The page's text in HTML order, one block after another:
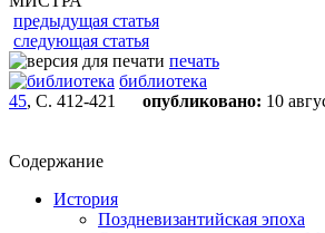
предыдущая статья
следующая статья
печать
библиотека
45, С. 412-421 опубликовано: 10
Содержание
История
Поздневизантийская эпоха